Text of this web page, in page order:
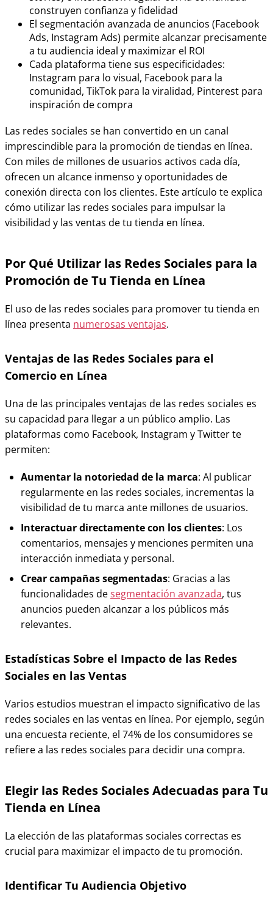
construyen confianza y fidelidad
El segmentación avanzada de anuncios (Facebook
Ads, Instagram Ads) permite alcanzar precisamente
a tu audiencia ideal y maximizar el ROI
Cada plataforma tiene sus especificidades:
Instagram para lo visual, Facebook para la
comunidad, TikTok para la viralidad, Pinterest para
inspiración de compra
Las redes sociales se han convertido en un canal
imprescindible para la promoción de tiendas en línea.
Con miles de millones de usuarios activos cada día,
ofrecen un alcance inmenso y oportunidades de
conexión directa con los clientes. Este artículo te explica
cómo utilizar las redes sociales para impulsar la
visibilidad y las ventas de tu tienda en línea.
Por Qué Utilizar las Redes Sociales para la
Promoción de Tu Tienda en Línea
El uso de las redes sociales para promover tu tienda en
línea presenta numerosas ventajas.
Ventajas de las Redes Sociales para el
Comercio en Línea
Una de las principales ventajas de las redes sociales es
su capacidad para llegar a un público amplio. Las
plataformas como Facebook, Instagram y Twitter te
permiten:
Aumentar la notoriedad de la marca: Al publicar
regularmente en las redes sociales, incrementas la
visibilidad de tu marca ante millones de usuarios.
Interactuar directamente con los clientes: Los
comentarios, mensajes y menciones permiten una
interacción inmediata y personal.
Crear campañas segmentadas: Gracias a las
funcionalidades desegmentación avanzada, tus
anuncios pueden alcanzar a los públicos más
relevantes.
Estadísticas Sobre el Impacto de las Redes
Sociales en las Ventas
Varios estudios muestran el impacto significativo de las
redes sociales en las ventas en línea. Por ejemplo, según
una encuesta reciente, el 74% de los consumidores se
refiere a las redes sociales para decidir una compra.
Elegir las Redes Sociales Adecuadas para Tu
Tienda en Línea
La elección de las plataformas sociales correctas es
crucial para maximizar el impacto de tu promoción.
Identificar Tu Audiencia Objetivo